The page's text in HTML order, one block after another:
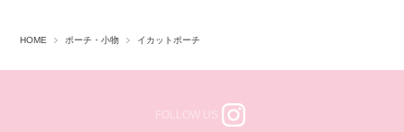
HOME ポーチ・小物 イカットポーチ
FOLLOW US